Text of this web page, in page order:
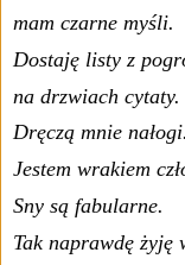
mam czarne myśli.
Dostaję listy z
na drzwiach cytaty.
Dręczą mnie nałogi.
Jestem wrakiem
Sny są fabularne.
Tak naprawdę żyję